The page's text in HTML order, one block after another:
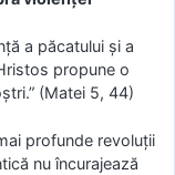
a păcatului și a
propune o
(Matei 5, 44)
profunde revoluții
nu încurajează